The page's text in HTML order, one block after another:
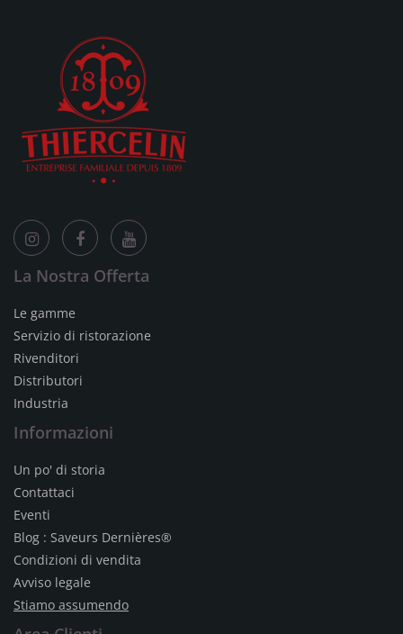
La Nostra Offerta
Le gamme
Servizio di ristorazione
Rivenditori
Distributori
Industria
Informazioni
Un po' di storia
Contattaci
Eventi
Blog : Saveurs Dernières®
Condizioni di vendita
Avviso legale
Stiamo assumendo